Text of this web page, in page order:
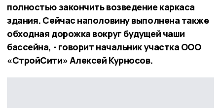
полностью закончить возведение каркаса
здания. Сейчас наполовину выполнена также
обходная дорожка вокруг будущей чаши
бассейна, - говорит начальник участка ООО
«СтройСити» Алексей Курносов.